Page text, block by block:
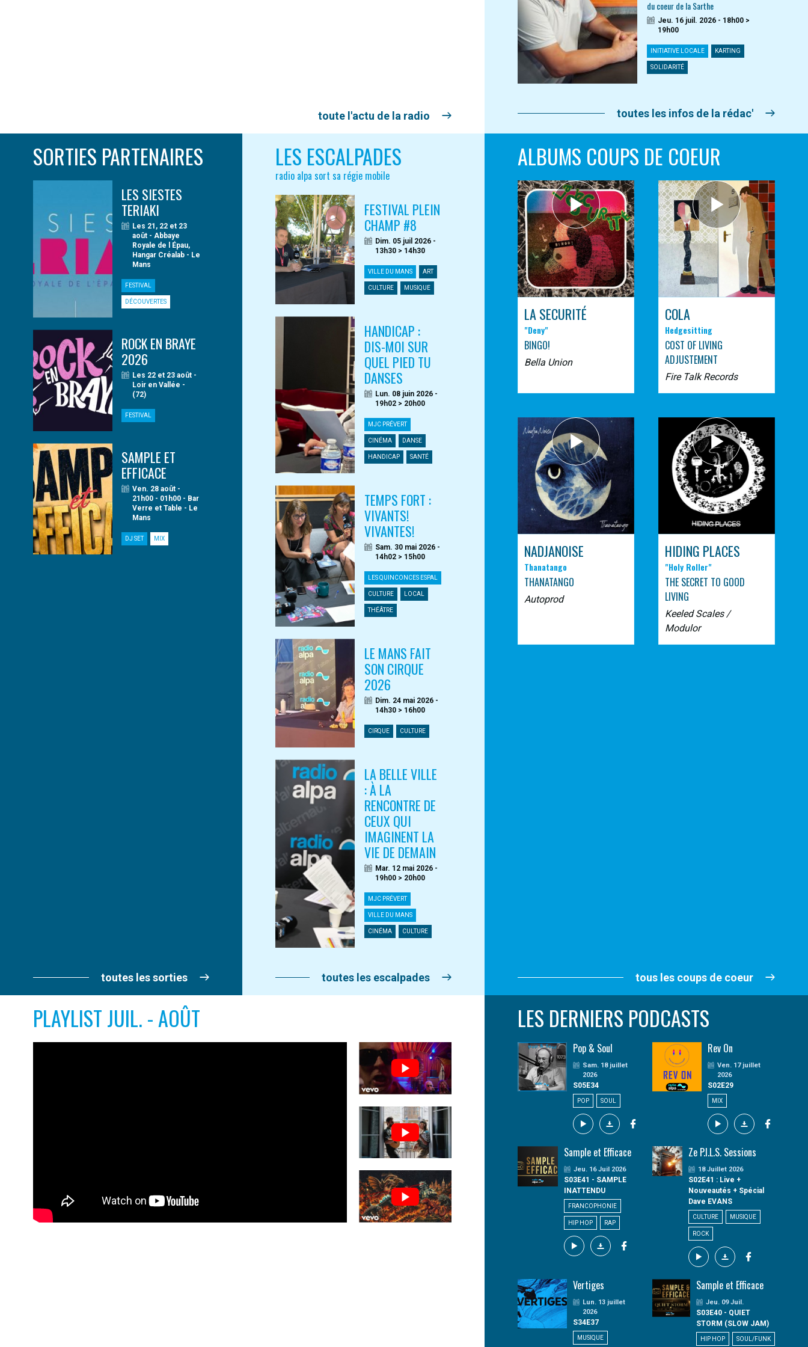
toute l'actu de la radio
du coeur de la Sarthe
Jeu. 16 juil. 2026 - 18h00 >
19h00
INITIATIVE LOCALE KARTING
SOLIDARITÉ
toutes les infos de la rédac'
SORTIES PARTENAIRES
LES SIESTES
TERIAKI
Les 21, 22 et 23
août - Abbaye
Royale de l Épau,
Hangar Créalab - Le
Mans
FESTIVAL
DÉCOUVERTES
ROCK EN BRAYE
2026
Les 22 et 23 août -
Loir en Vallée -
(72)
FESTIVAL
SAMPLE ET
EFFICACE
Ven. 28 août -
21h00 - 01h00 - Bar
Verre et Table - Le
Mans
DJ SET MIX
toutes les sorties
LES ESCALPADES
radio alpa sort sa régie mobile
FESTIVAL PLEIN
CHAMP #8
Dim. 05 juil 2026 -
13h30 > 14h30
VILLE DU MANS ART
CULTURE MUSIQUE
HANDICAP :
DIS-MOI SUR
QUEL PIED TU
DANSES
Lun. 08 juin 2026 -
19h02 > 20h00
MJC PRÉVERT
CINÉMA DANSE
HANDICAP SANTÉ
TEMPS FORT :
VIVANTS!
VIVANTES!
Sam. 30 mai 2026 -
14h02 > 15h00
LES QUINCONCES ESPAL
CULTURE LOCAL
THÉÂTRE
LE MANS FAIT
SON CIRQUE
2026
Dim. 24 mai 2026 -
14h30 > 16h00
CIRQUE CULTURE
LA BELLE VILLE
: À LA
RENCONTRE DE
CEUX QUI
IMAGINENT LA
VIE DE DEMAIN
Mar. 12 mai 2026 -
19h00 > 20h00
MJC PRÉVERT
VILLE DU MANS
CINÉMA CULTURE
toutes les escalpades
ALBUMS COUPS DE COEUR
LA SECURITÉ
"Deny"
BINGO!
Bella Union
COLA
Hedgesitting
COST OF LIVING
ADJUSTEMENT
Fire Talk Records
NADJANOISE
Thanatango
THANATANGO
Autoprod
HIDING PLACES
"Holy Roller"
THE SECRET TO GOOD
LIVING
Keeled Scales /
Modulor
tous les coups de coeur
PLAYLIST JUIL. - AOÛT LES DERNIERS PODCASTS
Pop & Soul
Sam. 18 juillet
2026
S05E34
POP SOUL
Rev On
Ven. 17 juillet
2026
S02E29
MIX
Sample et Efficace
Jeu. 16 Juil 2026
S03E41 - SAMPLE
INATTENDU
FRANCOPHONIE
HIP HOP RAP
Ze P.I.L.S. Sessions
18 Juillet 2026
S02E41 : Live +
Nouveautés + Spécial
Dave EVANS
CULTURE MUSIQUE
ROCK
Vertiges
Lun. 13 juillet
2026
S34E37
MUSIQUE
Sample et Efficace
Jeu. 09 Juil.
S03E40 - QUIET
STORM (SLOW JAM)
HIP HOP SOUL/FUNK